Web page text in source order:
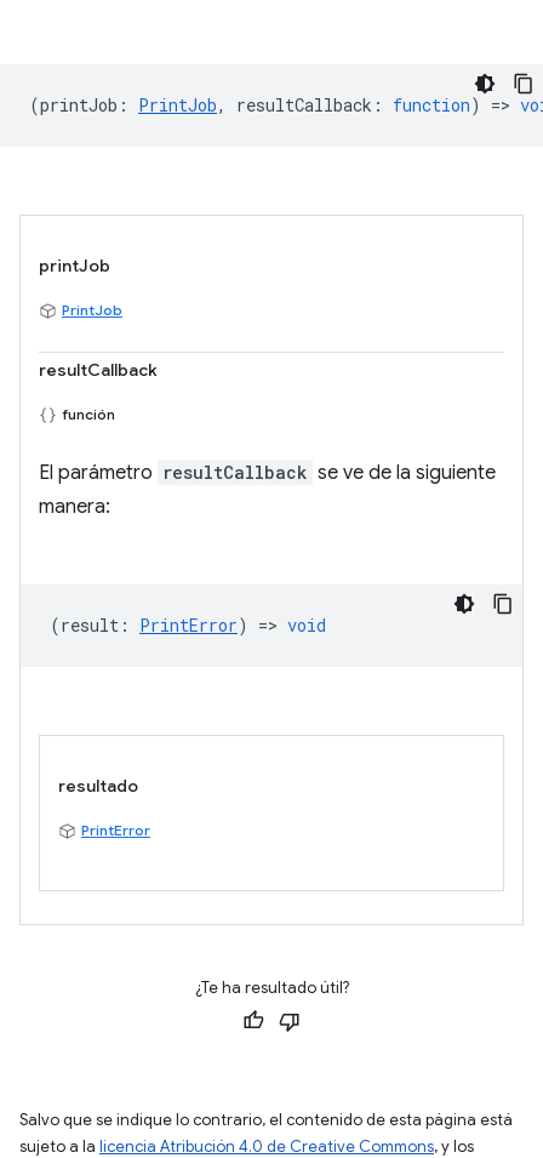
(printJob : PrintJob, resultCallback : function) =>
printJob
PrintJob
resultCallback
función
El parámetro resultCallback se ve de la siguiente
manera:
(result : PrintError) => void
resultado
PrintError
¿Te ha resultado útil?
Salvo que se indique lo contrario, el contenido de esta página está
sujeto a la licencia Atribución 4.0 de Creative Commons, y los